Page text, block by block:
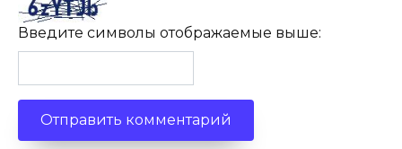
Введите символы отображаемые выше: